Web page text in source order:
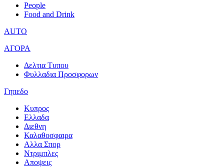
People
Food and Drink
AUTO
ΑΓΟΡΑ
Δελτια Τυπου
Φυλλαδια Προσφορων
Γηπεδο
Κυπρος
Ελλαδα
Διεθνη
Καλαθοσφαιρα
Αλλα Σπορ
Ντριμπλες
Αποψεις